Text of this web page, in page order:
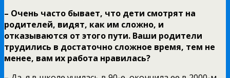
– Очень часто бывает, что дети смотрят на
родителей, видят, как им сложно, и
отказываются от этого пути. Ваши родители
трудились в достаточно сложное время, тем не
менее, вам их работа нравилась?